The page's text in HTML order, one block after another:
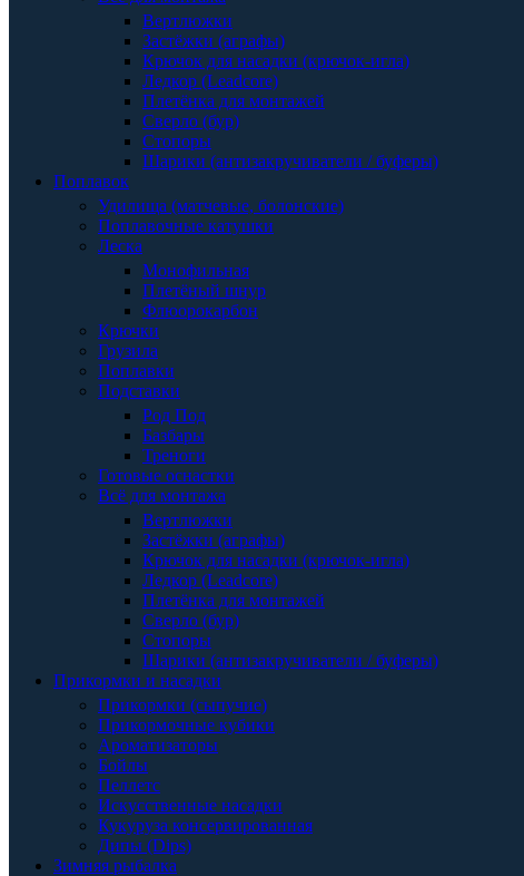
Вертлюжки
Застёжки (аграфы)
Крючок для насадки (крючок-игла)
Ледкор (Leadcore)
Плетёнка для монтажей
Сверло (бур)
Стопоры
Шарики (антизакручиватели / буферы)
Поплавок
Удилища (матчевые, болонские)
Поплавочные катушки
Леска
Монофильная
Плетёный шнур
Флюорокарбон
Крючки
Грузила
Поплавки
Подставки
Род Под
Базбары
Треноги
Готовые оснастки
Всё для монтажа
Вертлюжки
Застёжки (аграфы)
Крючок для насадки (крючок-игла)
Ледкор (Leadcore)
Плетёнка для монтажей
Сверло (бур)
Стопоры
Шарики (антизакручиватели / буферы)
Прикормки и насадки
Прикормки (сыпучие)
Прикормочные кубики
Ароматизаторы
Бойлы
Пеллетс
Искусственные насадки
Кукуруза консервированная
Дипы (Dips)
Зимняя рыбалка